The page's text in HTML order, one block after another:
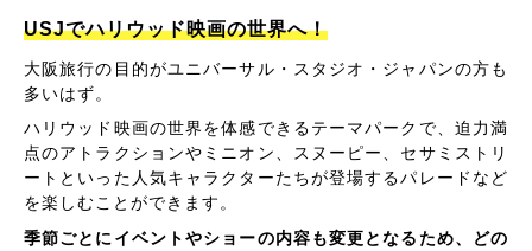
USJでハリウッド映画の世界へ！
大阪旅行の目的がユニバーサル・スタジオ・ジャパンの方も
多いはず。
ハリウッド映画の世界を体感できるテーマパークで、迫力満
点のアトラクションやミニオン、スヌーピー、セサミストリ
ートといった人気キャラクターたちが登場するパレードなど
を楽しむことができます。
季節ごとにイベントやショーの内容も変更となるため、どの